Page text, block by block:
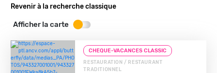
Revenir à la recherche classique
Afficher la carte
CHEQUE-VACANCES CLASSIC
RESTAURATION / RESTAURANT
TRADITIONNEL